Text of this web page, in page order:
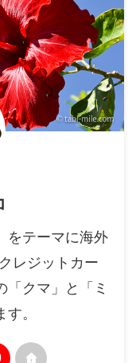
をテーマに海外
レジットカー
「クマ」と「ミ
。